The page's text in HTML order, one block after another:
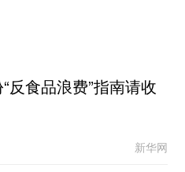
反食品浪费”指南请收
新华网